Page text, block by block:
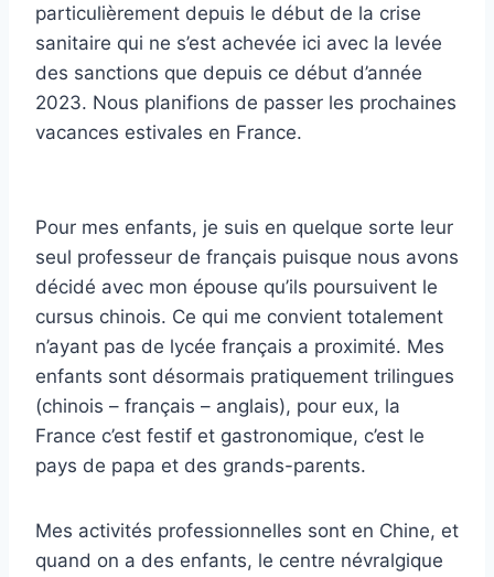
particulièrement depuis le début de la crise
sanitaire qui ne s’est achevée ici avec la levée
des sanctions que depuis ce début d’année
2023. Nous planifions de passer les prochaines
vacances estivales en France.
Pour mes enfants, je suis en quelque sorte leur
seul professeur de français puisque nous avons
décidé avec mon épouse qu’ils poursuivent le
cursus chinois. Ce qui me convient totalement
n’ayant pas de lycée français a proximité. Mes
enfants sont désormais pratiquement trilingues
(chinois – français – anglais), pour eux, la
France c’est festif et gastronomique, c’est le
pays de papa et des grands-parents.
Mes activités professionnelles sont en Chine, et
quand on a des enfants, le centre névralgique